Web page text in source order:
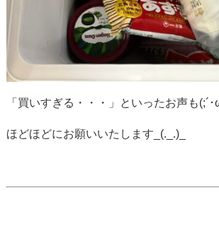
「買いすぎる・・・」といったお声も(;´
ほどほどにお願いいたします_(._.)_